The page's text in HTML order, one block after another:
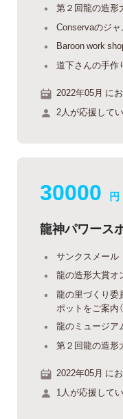
第２回龍の造形
Conservaのジャ
Baroon work
道下さんの手作
2022年05月 に
2人が応援してい
30000 円
龍神パワース
サンクスメール
龍の造形大賞オ
龍の里づくり委
ポットをご案内
龍のミュージア
第２回龍の造形
2022年05月 に
1人が応援してい